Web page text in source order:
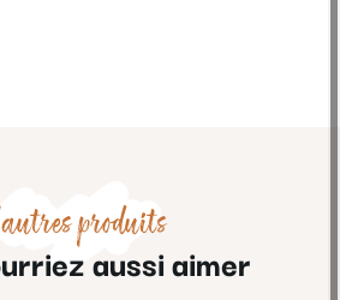
produits
aussi aimer